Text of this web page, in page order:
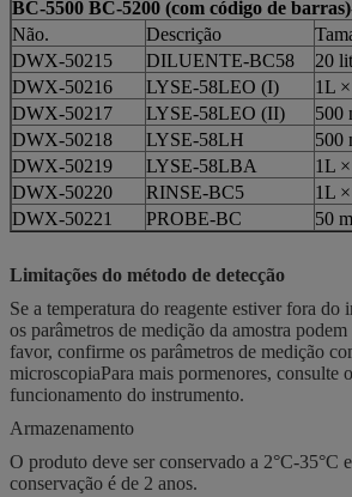
BC-5500 BC-5200 (com código de barras)
Não.
Descrição
DWX-50215
DILUENTE-BC58
20
DWX-50216
LYSE-58LEO (I)
1L
DWX-50217
LYSE-58LEO (II)
500
DWX-50218
LYSE-58LH
500
DWX-50219
LYSE-58LBA
1L
DWX-50220
RINSE-BC5
1L
DWX-50221
PROBE-BC 50
Limitações do método de detecção
Se a temperatura do reagente estiver fora do
os parâmetros de medição da amostra
favor, confirme os parâmetros de medição
microscopiaPara mais pormenores, consulte
funcionamento do instrumento.
Armazenamento
O produto deve ser conservado a 2°C-35°C
conservação é de 2 anos.